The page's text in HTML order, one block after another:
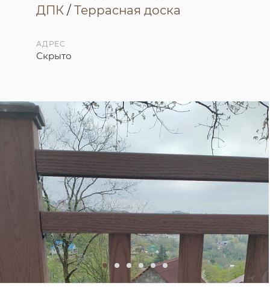
ДПК / Террасная доска
АДРЕС
Скрыто